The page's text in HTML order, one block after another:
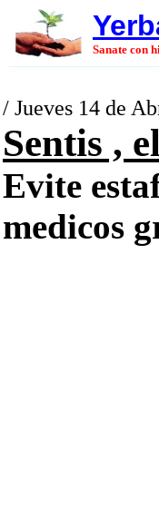
Sanate con
/ Jueves 14 de
Sentis ,
Evite
medicos